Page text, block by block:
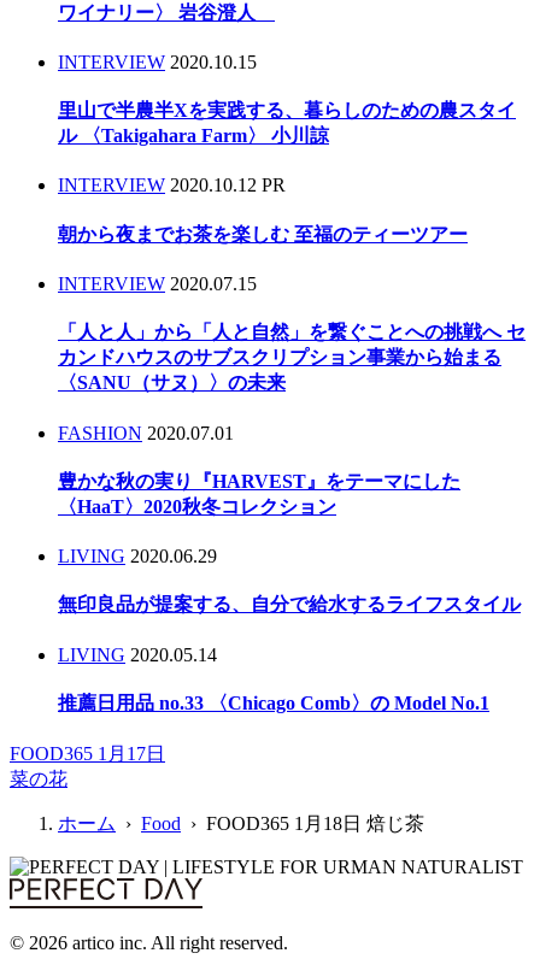
ワイナリー〉 岩谷澄人
INTERVIEW 2020.10.15
里山で半農半Xを実践する、暮らしのための農スタイ
ル 〈Takigahara Farm〉 小川諒
INTERVIEW 2020.10.12 PR
朝から夜までお茶を楽しむ 至福のティーツアー
INTERVIEW 2020.07.15
「人と人」から「人と自然」を繋ぐことへの挑戦へ セ
カンドハウスのサブスクリプション事業から始まる
〈SANU（サヌ）〉の未来
FASHION 2020.07.01
豊かな秋の実り『HARVEST』をテーマにした
〈HaaT〉2020秋冬コレクション
LIVING 2020.06.29
無印良品が提案する、自分で給水するライフスタイル
LIVING 2020.05.14
推薦日用品 no.33 〈Chicago Comb〉の Model No.1
FOOD365 1月17日
菜の花
ホーム › Food › FOOD365 1月18日 焙じ茶
© 2026 artico inc. All right reserved.